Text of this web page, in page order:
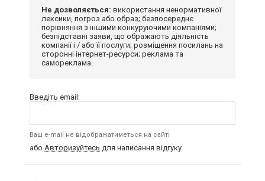
Не дозволяється: використання ненормативної
лексики, погроз або образ; безпосереднє
порівняння з іншими конкуруючими компаніями;
безпідставні заяви, що ображають діяльність
компанії і / або її послуги; розміщення посилань на
сторонні інтернет-ресурси; реклама та
самореклама.
Введіть email:
Ваш e-mail не відображатиметься на сайті
або Авторизуйтесь для написання відгуку